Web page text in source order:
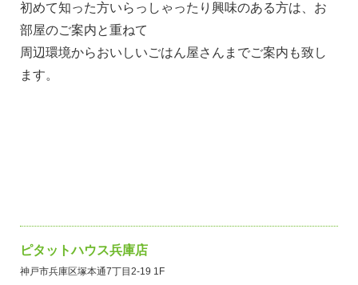
初めて知った方いらっしゃったり興味のある方は、お
部屋のご案内と重ねて
周辺環境からおいしいごはん屋さんまでご案内も致し
ます。
ピタットハウス兵庫店
神戸市兵庫区塚本通7丁目2-19 1F